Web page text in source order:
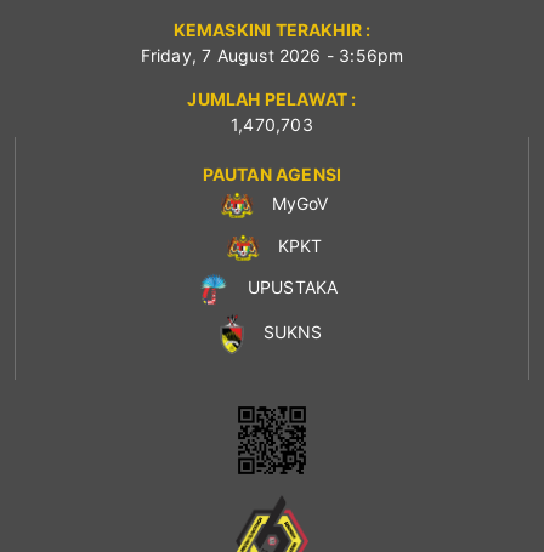
KEMASKINI TERAKHIR :
Friday, 7 August 2026 - 3:56pm
JUMLAH PELAWAT :
1,470,703
PAUTAN AGENSI
MyGoV
KPKT
UPUSTAKA
SUKNS